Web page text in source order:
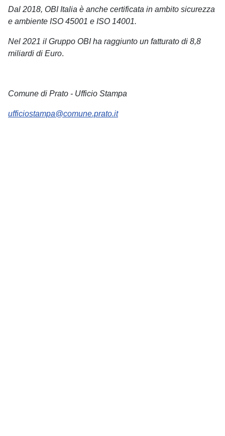
Dal 2018, OBI Italia è anche certificata in ambito sicurezza
e ambiente ISO 45001 e ISO 14001.
Nel 2021 il Gruppo OBI ha raggiunto un fatturato di 8,8
miliardi di Euro.
Comune di Prato - Ufficio Stampa
ufficiostampa@comune.prato.it